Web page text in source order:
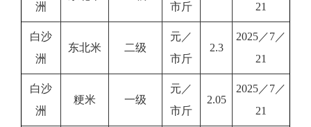
洲
市斤
21
白沙
洲
东北米 二级
元／
市斤
2.3
2025／7／
21
白沙
洲
粳米 一级
元／
市斤
2.05
2025／7／
21